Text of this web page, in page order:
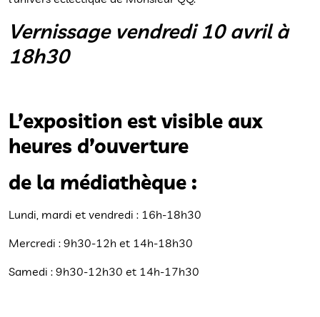
Vernissage vendredi 10 avril à
18h30
L’exposition est visible aux
heures d’ouverture
de la médiathèque :
Lundi, mardi et vendredi : 16h-18h30
Mercredi : 9h30-12h et 14h-18h30
Samedi : 9h30-12h30 et 14h-17h30